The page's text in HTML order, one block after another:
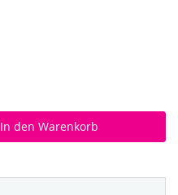
In den Warenkorb